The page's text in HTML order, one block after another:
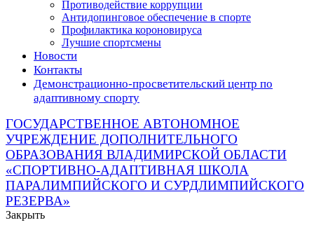
Противодействие коррупции
Антидопинговое обеспечение в спорте
Профилактика короновируса
Лучшие спортсмены
Новости
Контакты
Демонстрационно-просветительский центр по
адаптивному спорту
ГОСУДАРСТВЕННОЕ АВТОНОМНОЕ
УЧРЕЖДЕНИЕ ДОПОЛНИТЕЛЬНОГО
ОБРАЗОВАНИЯ ВЛАДИМИРСКОЙ ОБЛАСТИ
«СПОРТИВНО-АДАПТИВНАЯ ШКОЛА
ПАРАЛИМПИЙСКОГО И СУРДЛИМПИЙСКОГО
РЕЗЕРВА»
Закрыть